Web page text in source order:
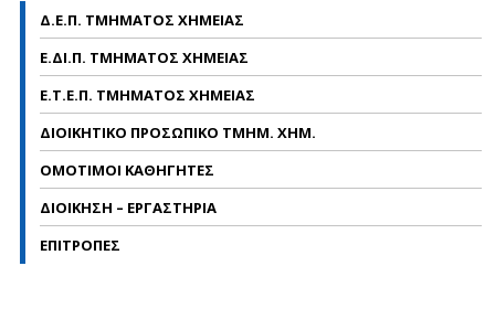
Δ.Ε.Π. ΤΜΗΜΑΤΟΣ ΧΗΜΕΙΑΣ
Ε.ΔΙ.Π. ΤΜΗΜΑΤΟΣ ΧΗΜΕΙΑΣ
Ε.Τ.Ε.Π. ΤΜΗΜΑΤΟΣ ΧΗΜΕΙΑΣ
ΔΙΟΙΚΗΤΙΚΟ ΠΡΟΣΩΠΙΚΟ ΤΜΗΜ. ΧΗΜ.
ΟΜΟΤΙΜΟΙ ΚΑΘΗΓΗΤΕΣ
ΔΙΟΙΚΗΣΗ – ΕΡΓΑΣΤΗΡΙΑ
ΕΠΙΤΡΟΠΕΣ